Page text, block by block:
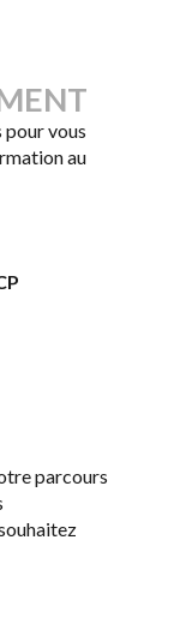
pour vous
au
parcours